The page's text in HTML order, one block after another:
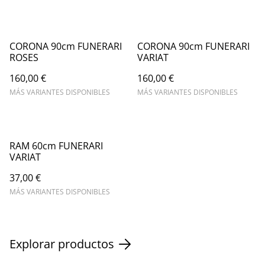
CORONA 90cm FUNERARI
ROSES
160,00 €
MÁS VARIANTES DISPONIBLES
CORONA 90cm FUNERARI
VARIAT
160,00 €
MÁS VARIANTES DISPONIBLES
RAM 60cm FUNERARI
VARIAT
37,00 €
MÁS VARIANTES DISPONIBLES
Explorar productos